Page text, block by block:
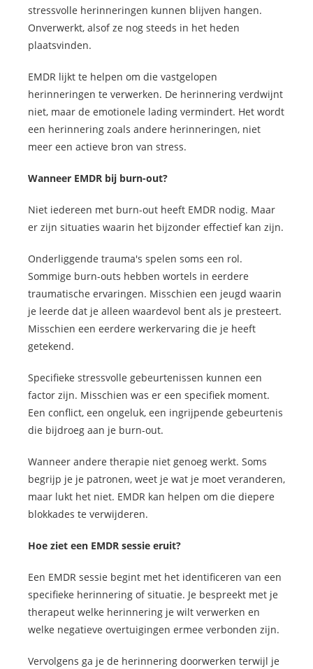
stressvolle herinneringen kunnen blijven hangen.
Onverwerkt, alsof ze nog steeds in het heden
plaatsvinden.
EMDR lijkt te helpen om die vastgelopen
herinneringen te verwerken. De herinnering verdwijnt
niet, maar de emotionele lading vermindert. Het wordt
een herinnering zoals andere herinneringen, niet
meer een actieve bron van stress.
Wanneer EMDR bij burn-out?
Niet iedereen met burn-out heeft EMDR nodig. Maar
er zijn situaties waarin het bijzonder effectief kan zijn.
Onderliggende trauma's spelen soms een rol.
Sommige burn-outs hebben wortels in eerdere
traumatische ervaringen. Misschien een jeugd waarin
je leerde dat je alleen waardevol bent als je presteert.
Misschien een eerdere werkervaring die je heeft
getekend.
Specifieke stressvolle gebeurtenissen kunnen een
factor zijn. Misschien was er een specifiek moment.
Een conflict, een ongeluk, een ingrijpende gebeurtenis
die bijdroeg aan je burn-out.
Wanneer andere therapie niet genoeg werkt. Soms
begrijp je je patronen, weet je wat je moet veranderen,
maar lukt het niet. EMDR kan helpen om die diepere
blokkades te verwijderen.
Hoe ziet een EMDR sessie eruit?
Een EMDR sessie begint met het identificeren van een
specifieke herinnering of situatie. Je bespreekt met je
therapeut welke herinnering je wilt verwerken en
welke negatieve overtuigingen ermee verbonden zijn.
Vervolgens ga je de herinnering doorwerken terwijl je